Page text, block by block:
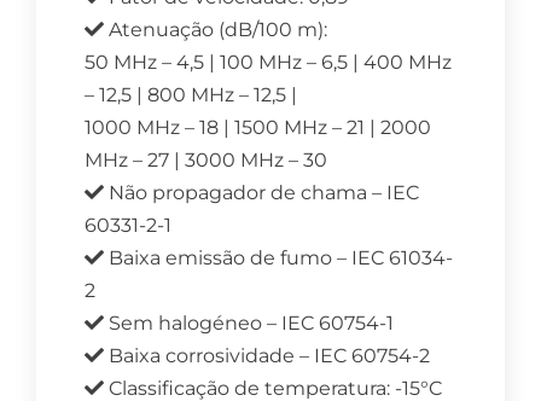
Atenuação (dB/100 m):
50 MHz – 4,5 | 100 MHz – 6,5 | 400 MHz
– 12,5 | 800 MHz – 12,5 |
1000 MHz – 18 | 1500 MHz – 21 | 2000
MHz – 27 | 3000 MHz – 30
Não propagador de chama – IEC
60331-2-1
Baixa emissão de fumo – IEC 61034-
2
Sem halogéneo – IEC 60754-1
Baixa corrosividade – IEC 60754-2
Classificação de temperatura: -15°C